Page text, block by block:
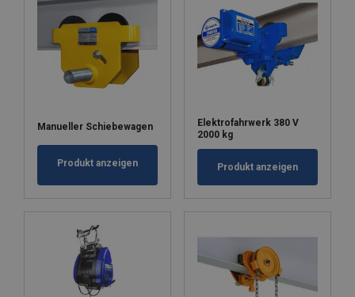
Manueller Schiebewagen
Produkt anzeigen
Elektrofahrwerk 380 V
2000 kg
Produkt anzeigen